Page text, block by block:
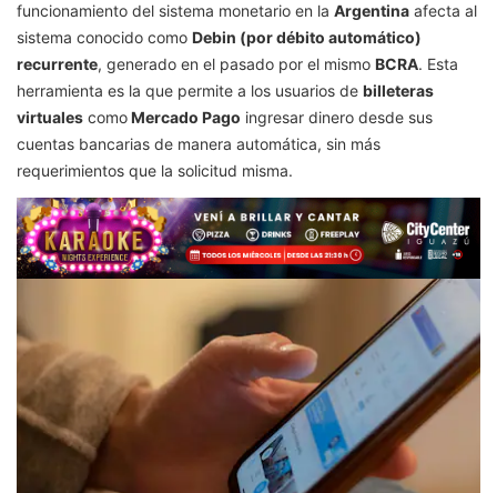
funcionamiento del sistema monetario en la Argentina afecta al
sistema conocido como Debin (por débito automático)
recurrente, generado en el pasado por el mismo BCRA. Esta
herramienta es la que permite a los usuarios de billeteras
virtuales comoMercado Pago ingresar dinero desde sus
cuentas bancarias de manera automática, sin más
requerimientos que la solicitud misma.